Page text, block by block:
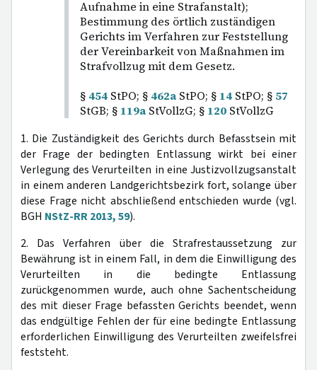
Aufnahme in eine Strafanstalt);
Bestimmung des örtlich zuständigen
Gerichts im Verfahren zur Feststellung
der Vereinbarkeit von Maßnahmen im
Strafvollzug mit dem Gesetz.
§ 454 StPO; § 462a StPO; § 14 StPO; § 57
StGB; § 119a StVollzG; § 120 StVollzG
1. Die Zuständigkeit des Gerichts durch Befasstsein mit
der Frage der bedingten Entlassung wirkt bei einer
Verlegung des Verurteilten in eine Justizvollzugsanstalt
in einem anderen Landgerichtsbezirk fort, solange über
diese Frage nicht abschließend entschieden wurde (vgl.
BGH NStZ-RR 2013, 59).
2. Das Verfahren über die Strafrestaussetzung zur
Bewährung ist in einem Fall, in dem die Einwilligung des
Verurteilten in die bedingte Entlassung
zurückgenommen wurde, auch ohne Sachentscheidung
des mit dieser Frage befassten Gerichts beendet, wenn
das endgültige Fehlen der für eine bedingte Entlassung
erforderlichen Einwilligung des Verurteilten zweifelsfrei
feststeht.